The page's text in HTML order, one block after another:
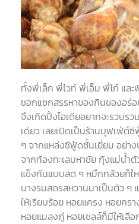
ทั้งพี่เล็ก พี่ไวท์ พี่เอ็ม พี่โก๋ แล
ซอกแซกสรรหาของกินของอร่
จึงเกิดปิ้งไอเดียอยากจะรวบ
เดียว เลยเปิดเป็นร้านบุฟเฟ่ต์
ๆ จากแหล่งซีฟู้ดชั้นเยี่ยม อย่า
จากท้องทะเลมหาชัย กุ้งแม่น้ำ
แข็งกันแบบสด ๆ หมึกกล้วยก็ใ
นางรมสดรสหวานมาเป็นตัว ๆ
ให้เรียบร้อย หอยแครง หอยคร
หอยแมลงภู่ หอยเชลล์ก็มีให้เลื